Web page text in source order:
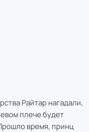
Райтар нагадали,
плече будет
время, принц